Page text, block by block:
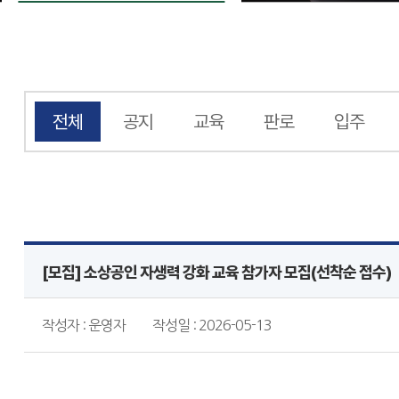
전체 공지 교육 판로 입주
[모집] 소상공인 자생력 강화 교육 참가자 모집(선착순 접수)
작성자 : 운영자 작성일 : 2026-05-13